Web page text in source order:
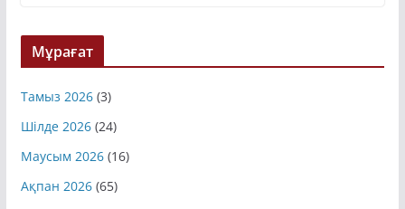
Мұрағат
Тамыз 2026(3)
Шілде 2026(24)
Маусым 2026(16)
Ақпан 2026(65)